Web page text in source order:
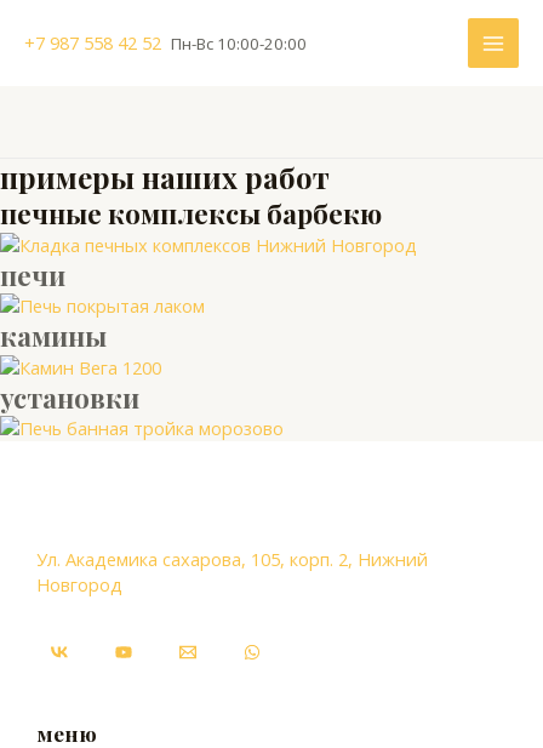
+7 987 558 42 52 Пн-Вс 10:00-20:00
примеры наших работ
печные комплексы барбекю
печи
камины
установки
Ул. Академика сахарова, 105, корп. 2, Нижний
Новгород
меню